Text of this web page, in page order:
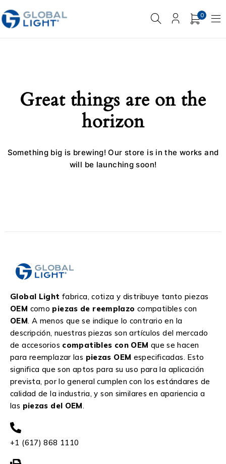
0
Great things are on the
horizon
Something big is brewing! Our store is in the works and
will be launching soon!
Global Light fabrica, cotiza y distribuye tanto piezas
OEM como piezas de reemplazo compatibles con
OEM. A menos que se indique lo contrario en la
descripción, nuestras piezas son artículos del mercado
de accesorios compatibles con OEM que se hacen
para reemplazar las piezas OEM especificadas. Esto
significa que son aptos para su uso para la aplicación
prevista, por lo general cumplen con los estándares de
calidad de la industria, y son similares en apariencia a
las piezas del OEM.
+1 (617) 868 1110